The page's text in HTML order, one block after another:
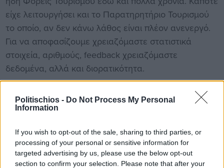
Politischios - Do Not Process My Personal
Information
If you wish to opt-out of the sale, sharing to third parties, or
processing of your personal or sensitive information for
targeted advertising by us, please use the below opt-out
section to confirm your selection. Please note that after your
είχε λειτουργήσει και το Παρατηρητήριο Τουρισμού
το οποίο, αν δεν κάνω λάθος είναι πλέον ανενεργό.
Για να αποφασίζουμε χρειαζόμαστε στατιστικά
στοιχεία, αριθμούς, feedback χρειαζόμαστε
δεδομένα, αλλά και διορατικότητα.
τον πολιτισμό, τον αθλητισμό, την υγεία, το φυσικό
και δομημένο περιβάλλον, την εκπαίδευση, τη
λαογραφία, την παραγωγή κ.λπ..